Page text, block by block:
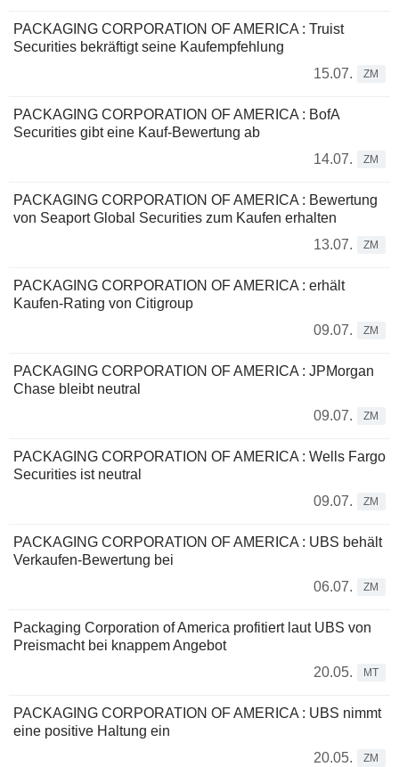
PACKAGING CORPORATION OF AMERICA : Truist
Securities bekräftigt seine Kaufempfehlung
15.07.
ZM
PACKAGING CORPORATION OF AMERICA : BofA
Securities gibt eine Kauf-Bewertung ab
14.07.
ZM
PACKAGING CORPORATION OF AMERICA : Bewertung
von Seaport Global Securities zum Kaufen erhalten
13.07.
ZM
PACKAGING CORPORATION OF AMERICA : erhält
Kaufen-Rating von Citigroup
09.07.
ZM
PACKAGING CORPORATION OF AMERICA : JPMorgan
Chase bleibt neutral
09.07.
ZM
PACKAGING CORPORATION OF AMERICA : Wells Fargo
Securities ist neutral
09.07.
ZM
PACKAGING CORPORATION OF AMERICA : UBS behält
Verkaufen-Bewertung bei
06.07.
ZM
Packaging Corporation of America profitiert laut UBS von
Preismacht bei knappem Angebot
20.05.
MT
PACKAGING CORPORATION OF AMERICA : UBS nimmt
eine positive Haltung ein
20.05.
ZM